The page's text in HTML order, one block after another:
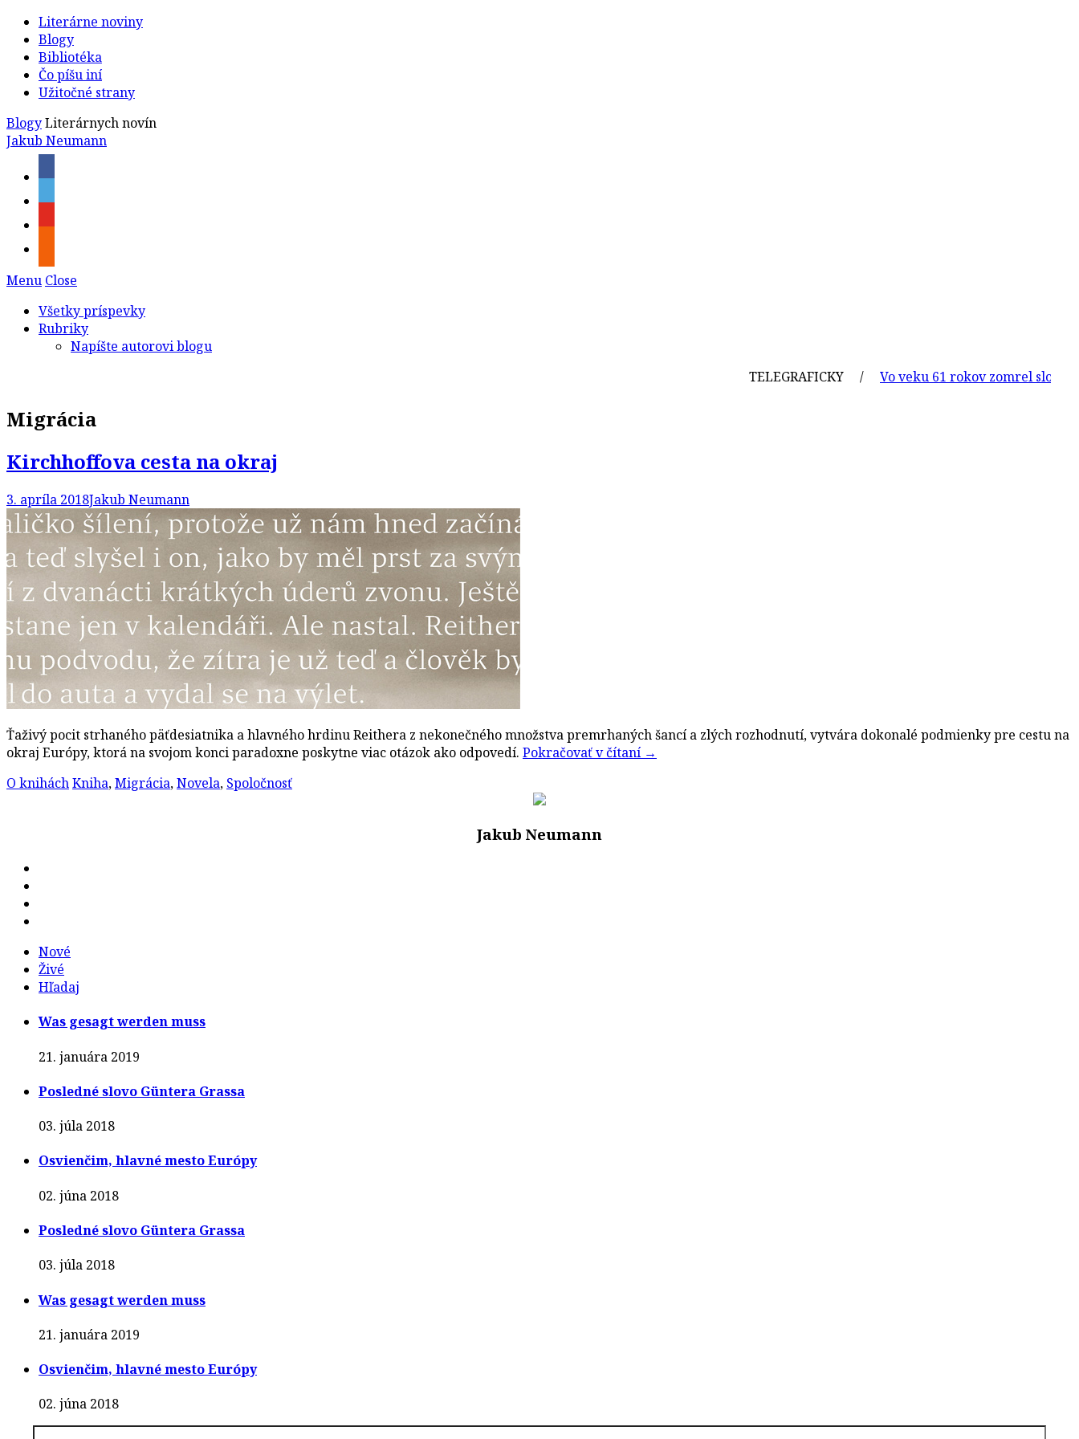
Literárne noviny
Blogy
Bibliotéka
Čo píšu iní
Užitočné strany
BlogyLiterárnych novín
Jakub Neumann
Menu Close
Všetky príspevky
Rubriky
Napíšte autorovi blogu
TELEGRAFICKY /
Vo veku 61 rokov zomrel
Migrácia
Kirchhoffova cesta na okraj
3. apríla 2018Jakub Neumann
Ťaživý pocit strhaného päťdesiatnika a hlavného hrdinu Reithera z nekonečného množstva premrhaných šancí a zlých rozhodnutí, vytvára dokonalé podmienky pre cestu na
okraj Európy, ktorá na svojom konci paradoxne poskytne viac otázok ako odpovedí. Pokračovať v čítaní →
O kniháchKniha,Migrácia,Novela, Spoločnosť
Jakub Neumann
Nové
Živé
Hľadaj
Was gesagt werden muss
21. januára 2019
Posledné slovo Güntera Grassa
03. júla 2018
Osvienčim, hlavné mesto Európy
02. júna 2018
Posledné slovo Güntera Grassa
03. júla 2018
Was gesagt werden muss
21. januára 2019
Osvienčim, hlavné mesto Európy
02. júna 2018